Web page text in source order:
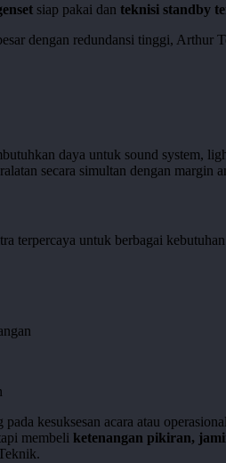
siap pakai dan teknisi standby
dengan redundansi tinggi, Arthur
daya untuk sound system,
secara simultan dengan margin
terpercaya untuk berbagai
kesuksesan acara atau
membeli ketenangan pikiran,